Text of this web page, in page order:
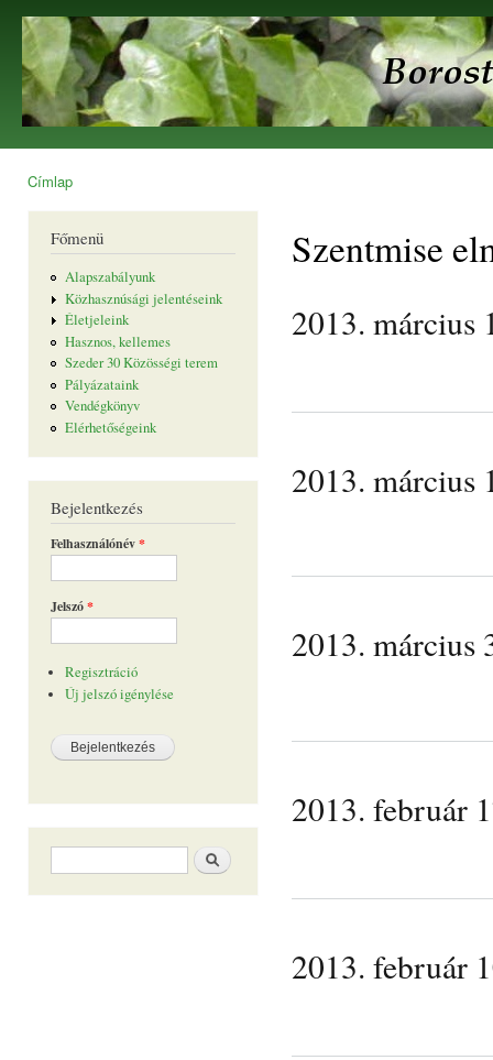
Borostyán
Egyesület
Címlap
Főmenü
Alapszabályunk
Közhasznúsági jelentéseink
Életjeleink
Hasznos, kellemes
Szeder 30 Közösségi terem
Pályázataink
Vendégkönyv
Elérhetőségeink
Bejelentkezés
Felhasználónév*
Jelszó*
Regisztráció
Új jelszó igénylése
Keresés űrlap Keresés
Szentmise
2013. március
2013. március
2013. március
2013. február
2013. február